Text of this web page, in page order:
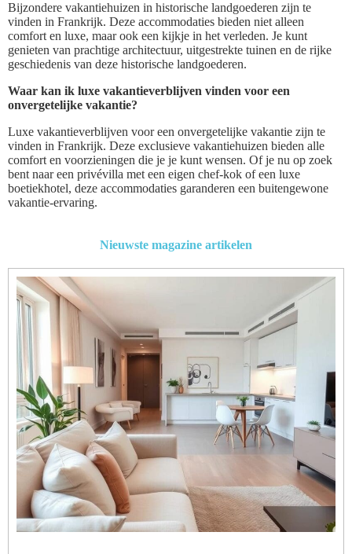
Bijzondere vakantiehuizen in historische landgoederen zijn te
vinden in Frankrijk. Deze accommodaties bieden niet alleen
comfort en luxe, maar ook een kijkje in het verleden. Je kunt
genieten van prachtige architectuur, uitgestrekte tuinen en de rijke
geschiedenis van deze historische landgoederen.
Waar kan ik luxe vakantieverblijven vinden voor een
onvergetelijke vakantie?
Luxe vakantieverblijven voor een onvergetelijke vakantie zijn te
vinden in Frankrijk. Deze exclusieve vakantiehuizen bieden alle
comfort en voorzieningen die je je kunt wensen. Of je nu op zoek
bent naar een privévilla met een eigen chef-kok of een luxe
boetiekhotel, deze accommodaties garanderen een buitengewone
vakantie-ervaring.
Nieuwste magazine artikelen